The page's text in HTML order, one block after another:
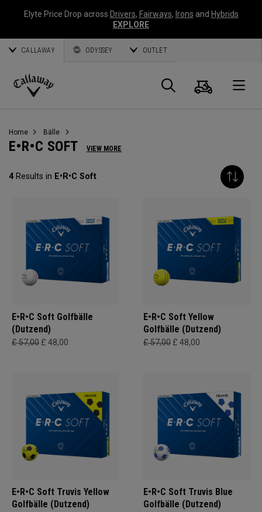
Elyte Price Drop across Drivers, Fairways, Irons and Hybrids
EXPLORE
CALLAWAY ODYSSEY OUTLET
Callaway
Suche
Home Bälle
E•R•C SOFT VIEW MORE
4Results in E•R•C Soft
E•R•C Soft Golfbälle
(Dutzend)
£ 57,00 £ 48,00
E•R•C Soft Yellow
Golfbälle (Dutzend)
£ 57,00 £ 48,00
E•R•C Soft Truvis Yellow
Golfbälle (Dutzend)
E•R•C Soft Truvis Blue
Golfbälle (Dutzend)